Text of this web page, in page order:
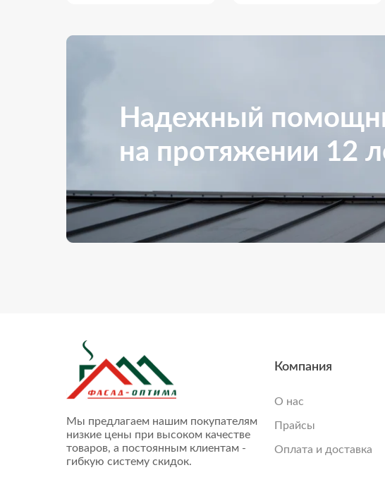
Надежный
на протяжении 12
Мы предлагаем нашим покупателям
низкие цены при высоком качестве
товаров, а постоянным клиентам -
гибкую систему скидок.
Компания
О нас
Прайсы
Оплата и доставка